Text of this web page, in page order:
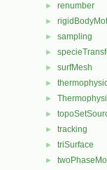
► renumber
►
► sampling
►
► surfMesh
►
►
►
► tracking
► triSurface
►